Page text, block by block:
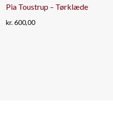
Pia Toustrup – Tørklæde
kr.600,00